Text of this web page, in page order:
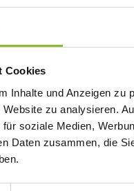
Cookies
Inhalte und Anzeigen
zu analysieren.
soziale Medien,
Daten zusammen, die